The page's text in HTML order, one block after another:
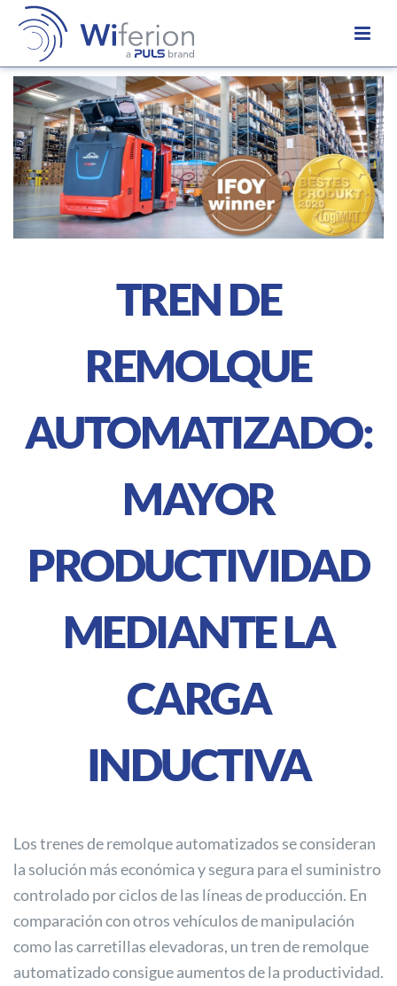
TREN DE
REMOLQUE
AUTOMATIZADO:
MAYOR
PRODUCTIVIDAD
MEDIANTE LA
CARGA
INDUCTIVA
Los trenes de remolque automatizados se consideran
la solución más económica y segura para el suministro
controlado por ciclos de las líneas de producción. En
comparación con otros vehículos de manipulación
como las carretillas elevadoras, un tren de remolque
automatizado consigue aumentos de la productividad.